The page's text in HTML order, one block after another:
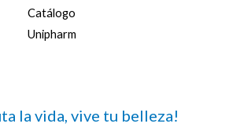
Catálogo
Unipharm
la vida, vive tu belleza!